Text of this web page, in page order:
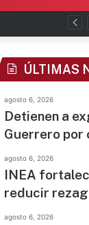
ÚLTIMAS
agosto 6, 2026
Detienen a
Guerrero por
agosto 6, 2026
INEA
reducir
agosto 6, 2026